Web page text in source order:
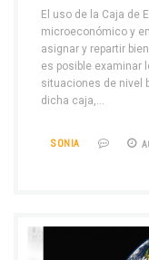
El uso de la Caja de
microeconómico y
asignar y repartir
es posible examinar
situaciones de nivel
dicha caja,…
SONIA